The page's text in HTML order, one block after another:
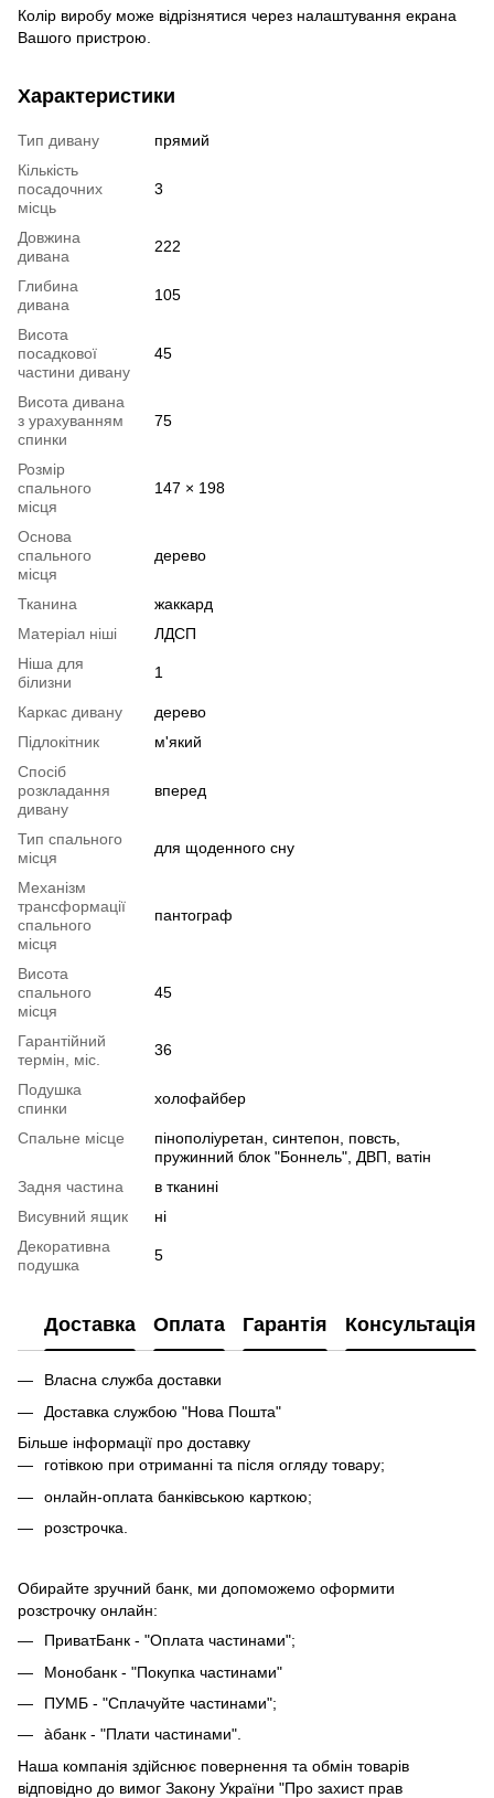
Колір виробу може відрізнятися через налаштування екрана
Вашого пристрою.
Характеристики
Тип дивану
прямий
Кількість
посадочних
місць
3
Довжина
дивана
222
Глибина
дивана
105
Висота
посадкової
частини дивану
45
Висота дивана
з урахуванням
спинки
75
Розмір
спального
місця
147 × 198
Основа
спального
місця
дерево
Тканина
жаккард
Матеріал ніші
ЛДСП
Ніша для
білизни
1
Каркас дивану
дерево
Підлокітник
м'який
Спосіб
розкладання
дивану
вперед
Тип спального
місця
для щоденного сну
Механізм
трансформації
спального
місця
пантограф
Висота
спального
місця
45
Гарантійний
термін, міс.
36
Подушка
спинки
холофайбер
Спальне місце
пінополіуретан, синтепон, повсть,
пружинний блок "Боннель", ДВП, ватін
Задня частина
в тканині
Висувний ящик
ні
Декоративна
подушка
5
Доставка Оплата Гарантія Консультація
Власна служба доставки
Доставка службою "Нова Пошта"
Більше інформації про доставку
готівкою при отриманні та після огляду товару;
онлайн-оплата банківською карткою;
розстрочка.
Обирайте зручний банк, ми допоможемо оформити
розстрочку онлайн:
ПриватБанк - "Оплата частинами";
Монобанк - "Покупка частинами"
ПУМБ - "Сплачуйте частинами";
àбанк - "Плати частинами".
Наша компанія здійснює повернення та обмін товарів
відповідно до вимог Закону України "Про захист прав